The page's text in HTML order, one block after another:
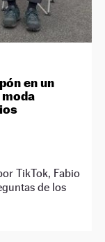
en un
moda
TikTok, Fabio
de los